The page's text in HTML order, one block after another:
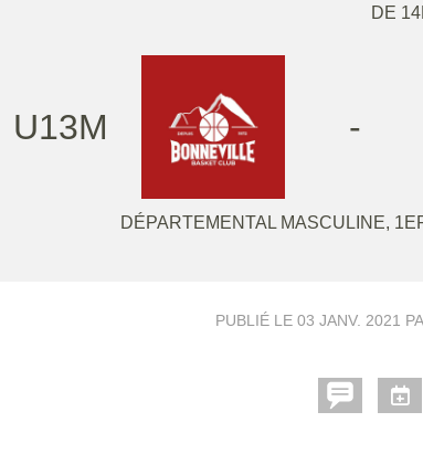
DE
U13M -
DÉPARTEMENTAL MASCULINE,
PUBLIÉ LE 03 JANV. 2021